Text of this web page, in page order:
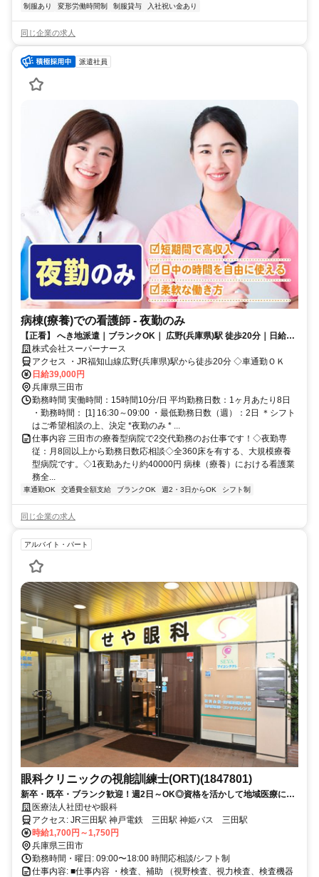
制服あり 変形労働時間制 制服貸与 入社祝い金あり
同じ企業の求人
派遣社員
病棟(療養)での看護師 - 夜勤のみ
【正看】 へき地派遣｜ブランクOK｜ 広野(兵庫県)駅 徒歩20分｜日給
39,000円 週2日～
株式会社スーパーナース
アクセス ・JR福知山線広野(兵庫県)駅から徒歩20分 ◇車通勤ＯＫ
日給39,000円
兵庫県三田市
勤務時間 実働時間：15時間10分/日 平均勤務日数：1ヶ月あたり8日
・勤務時間： [1] 16:30～09:00 ・最低勤務日数（週）：2日 ＊シフト
はご希望相談の上、決定 *夜勤のみ * ...
仕事内容 三田市の療養型病院で2交代勤務のお仕事です！◇夜勤専
従：月8回以上から勤務日数応相談◇全360床を有する、大規模療養
型病院です。◇1夜勤あたり約40000円 病棟（療養）における看護業
務全...
車通勤OK 交通費全額支給 ブランクOK 週2・3日からOK シフト制
同じ企業の求人
アルバイト・パート
眼科クリニックの視能訓練士(ORT)(1847801)
新卒・既卒・ブランク歓迎！週2日～OK◎資格を活かして地域医療に貢
献！医療法人社団せや眼科
アクセス: JR三田駅 神戸電鉄 三田駅 神姫バス 三田駅
時給1,700円～1,750円
兵庫県三田市
勤務時間・曜日: 09:00〜18:00 時間応相談/シフト制
仕事内容: ■仕事内容 ・検査、補助 （視野検査、視力検査、検査機器